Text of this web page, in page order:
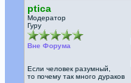
ptica
Модератор
Гуру
Вне Форума
Если человек разумный,
то почему так много дураков